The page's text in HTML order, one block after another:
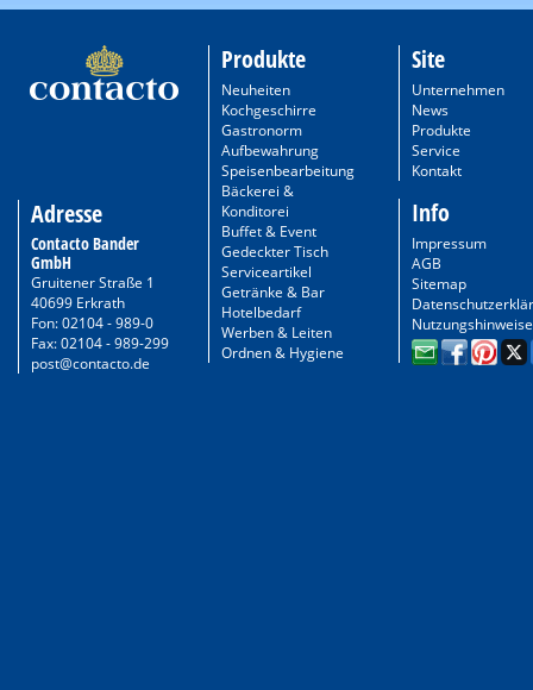
Adresse
Contacto Bander
GmbH
Gruitener Straße 1
40699 Erkrath
Fon: 02104 - 989-0
Fax: 02104 - 989-299
post@contacto.de
Produkte
Neuheiten
Kochgeschirre
Gastronorm
Aufbewahrung
Speisenbearbeitung
Bäckerei &
Konditorei
Buffet & Event
Gedeckter Tisch
Serviceartikel
Getränke & Bar
Hotelbedarf
Werben & Leiten
Ordnen & Hygiene
Site
Unternehmen
News
Produkte
Service
Kontakt
Info
Impressum
AGB
Sitemap
Nutzungshinweise